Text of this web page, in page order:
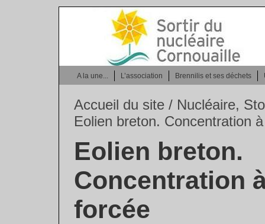
A la une... L’association Brennilis et ses déchets
Accueil du site / Nucléaire,
Eolien breton. Concentration
Eolien breton.
Concentration
forcée